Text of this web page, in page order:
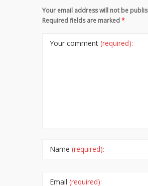
Your email address will not be
Required fields are marked*
Your comment (required):
Name (required):
Email (required):